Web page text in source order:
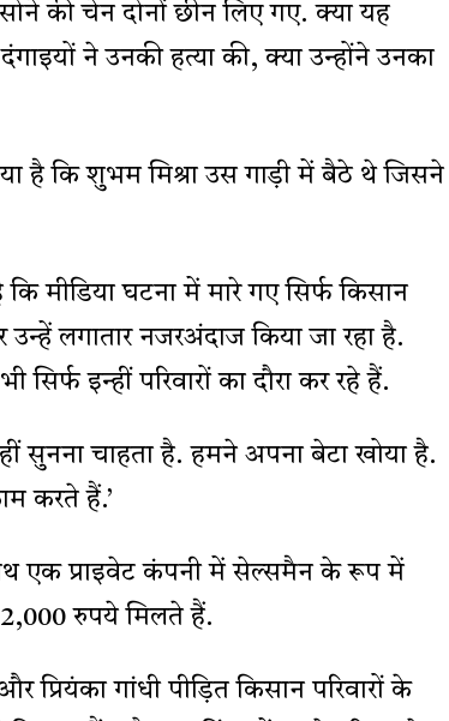
की चेन दोनों छीन लिए गए. क्या यह
ने उनकी हत्या की, क्या उन्होंने उनका
है कि शुभम मिश्रा उस गाड़ी में बैठे थे जिसने
मीडिया घटना में मारे गए सिर्फ किसान
उन्हें लगातार नजरअंदाज किया जा रहा है.
सिर्फ इन्हीं परिवारों का दौरा कर रहे हैं.
सुनना चाहता है. हमने अपना बेटा खोया है.
करते हैं.’
एक प्राइवेट कंपनी में सेल्समैन के रूप में
रुपये मिलते हैं.
प्रियंका गांधी पीड़ित किसान परिवारों के